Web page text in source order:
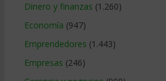
Dinero y finanzas (1.260)
Economía (947)
Emprendedores (1.443)
Empresas (246)